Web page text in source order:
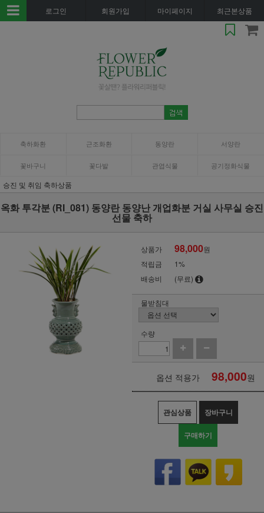
로그인 회원가입 마이페이지 최근본상품
축하화환 근조화환 동양란 서양란
꽃바구니 꽃다발 관엽식물 공기정화식물
승진 및 취임 축하상품
옥화 투각분 (RI_081) 동양란 동양난 개업화분 거실 사무실 승진
선물 축하
상품가 98,000원
적립금
1%
배송비
(무료)
물받침대
수량
옵션 적용가 98,000원
관심상품 장바구니
구매하기